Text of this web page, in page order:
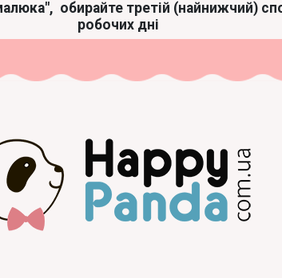
обирайте третій (найнижчий)
робочих дні